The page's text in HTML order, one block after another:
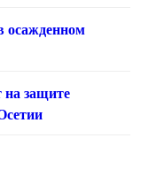
осажденном
на защите